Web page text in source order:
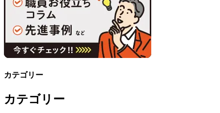
カテゴリー
カテゴリー